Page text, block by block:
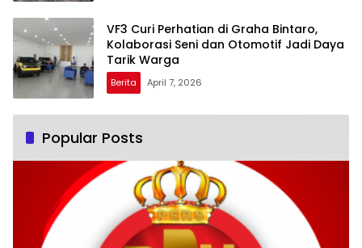
VF3 Curi Perhatian di Graha Bintaro,
Kolaborasi Seni dan Otomotif Jadi Daya
Tarik Warga
Berita April 7, 2026
Popular Posts